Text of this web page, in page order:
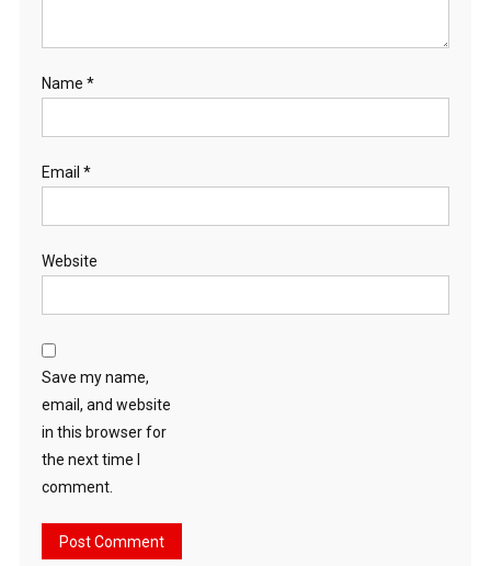
Name *
Email *
Website
Save my name,
email, and website
in this browser for
the next time I
comment.